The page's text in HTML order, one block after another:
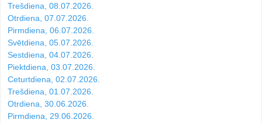
Trešdiena, 08.07.2026.
Otrdiena, 07.07.2026.
Pirmdiena, 06.07.2026.
Svētdiena, 05.07.2026.
Sestdiena, 04.07.2026.
Piektdiena, 03.07.2026.
Ceturtdiena, 02.07.2026.
Trešdiena, 01.07.2026.
Otrdiena, 30.06.2026.
Pirmdiena, 29.06.2026.